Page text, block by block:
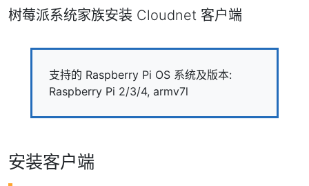
树莓派系统家族安装 Cloudnet 客户端
支持的 Raspberry Pi OS 系统及版本:
Raspberry Pi 2/3/4, armv7l
安装客户端